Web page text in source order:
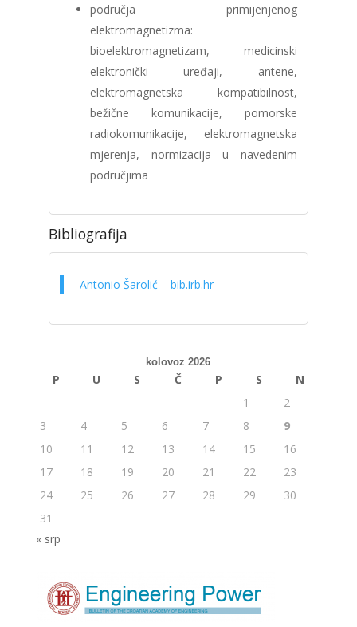
područja primijenjenog
elektromagnetizma:
bioelektromagnetizam, medicinski
elektronički uređaji, antene,
elektromagnetska kompatibilnost,
bežične komunikacije, pomorske
radiokomunikacije, elektromagnetska
mjerenja, normizacija u navedenim
područjima
Bibliografija
Antonio Šarolić – bib.irb.hr
kolovoz 2026
P U S Č P S
N
1
2
3
4 5 6 7 8
9
10
11 12 13 14 15
16
17
18 19 20 21 22
23
24
25 26 27 28 29
30
31
« srp